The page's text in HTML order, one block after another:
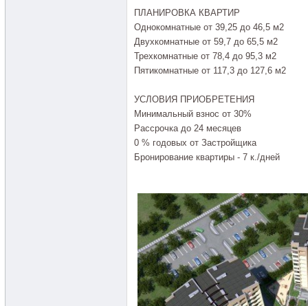
ПЛАНИРОВКА КВАРТИР
Однокомнатные от 39,25 до 46,5 м2
Двухкомнатные от 59,7 до 65,5 м2
Трехкомнатные от 78,4 до 95,3 м2
Пятикомнатные от 117,3 до 127,6 м2
УСЛОВИЯ ПРИОБРЕТЕНИЯ
Минимальный взнос от 30%
Рассрочка до 24 месяцев
0 % годовых от Застройщика
Бронирование квартиры - 7 к./дней